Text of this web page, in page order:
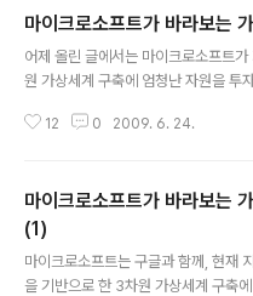
마이크로소프트가 바라보는
어제 올린 글에서는 마이크로소프트
원 가상세계 구축에 엄청난 자원을 투
는지에 대해 다뤘습니다. 오늘은 그 후
F는 마이크로소프트 버추얼어스
008 Geoweb에서 발표한 자료입니
일부 담아 쓴 글입니다. ==== 다음
12 0 2009. 6. 24.
마이크로소프트가 바라보는
(1)
마이크로소프트는 구글과 함께, 현재
을 기반으로 한 3차원 가상세계 구축